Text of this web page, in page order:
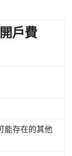
戶費
能存在的其他